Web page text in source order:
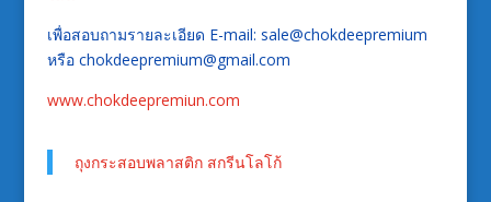
เพื่อสอบถามรายละเอียด E-mail: sale@chokdeepremium
หรือ chokdeepremium@gmail.com
www.chokdeepremiun.com
ถุงกระสอบพลาสติก สกรีนโลโก้